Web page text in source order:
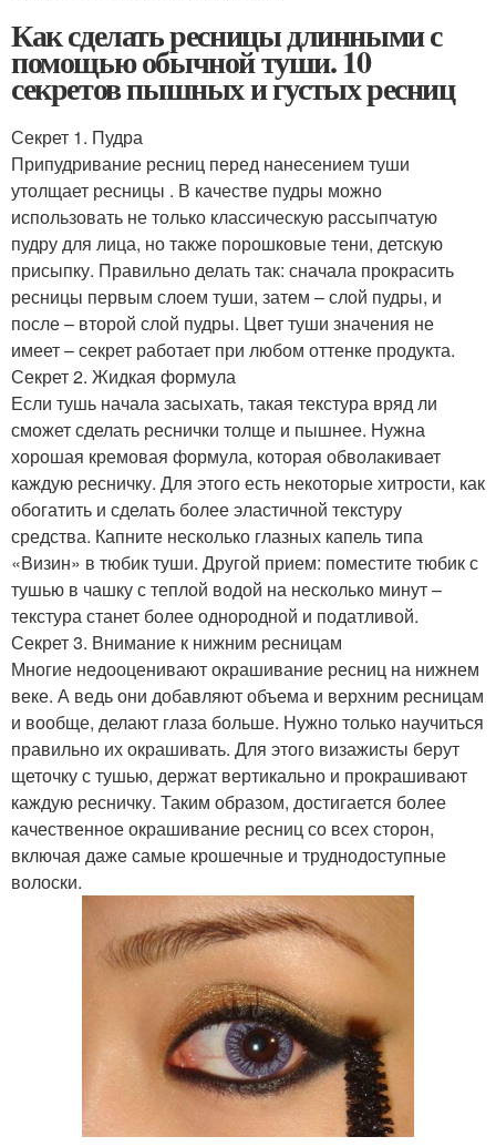
Как сделать ресницы длинными с
помощью обычной туши. 10
секретов пышных и густых ресниц
Секрет 1. Пудра
Припудривание ресниц перед нанесением туши
утолщает ресницы . В качестве пудры можно
использовать не только классическую рассыпчатую
пудру для лица, но также порошковые тени, детскую
присыпку. Правильно делать так: сначала прокрасить
ресницы первым слоем туши, затем – слой пудры, и
после – второй слой пудры. Цвет туши значения не
имеет – секрет работает при любом оттенке продукта.
Секрет 2. Жидкая формула
Если тушь начала засыхать, такая текстура вряд ли
сможет сделать реснички толще и пышнее. Нужна
хорошая кремовая формула, которая обволакивает
каждую ресничку. Для этого есть некоторые хитрости, как
обогатить и сделать более эластичной текстуру
средства. Капните несколько глазных капель типа
«Визин» в тюбик туши. Другой прием: поместите тюбик с
тушью в чашку с теплой водой на несколько минут –
текстура станет более однородной и податливой.
Секрет 3. Внимание к нижним ресницам
Многие недооценивают окрашивание ресниц на нижнем
веке. А ведь они добавляют объема и верхним ресницам
и вообще, делают глаза больше. Нужно только научиться
правильно их окрашивать. Для этого визажисты берут
щеточку с тушью, держат вертикально и прокрашивают
каждую ресничку. Таким образом, достигается более
качественное окрашивание ресниц со всех сторон,
включая даже самые крошечные и труднодоступные
волоски.